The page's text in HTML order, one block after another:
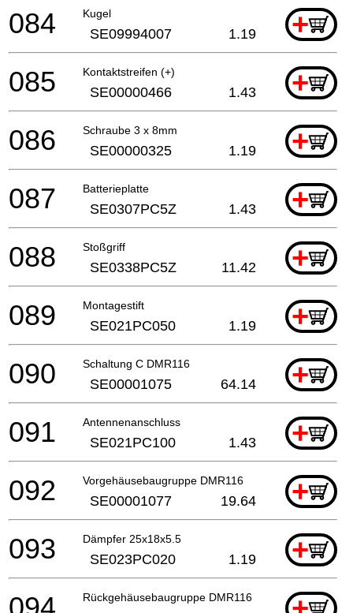
Kugel +
084 SE09994007 1.19
Kontaktstreifen (+) +
085 SE00000466 1.43
Schraube 3 x 8mm +
086 SE00000325 1.19
Batterieplatte +
087 SE0307PC5Z 1.43
Stoßgriff +
088 SE0338PC5Z 11.42
Montagestift +
089 SE021PC050 1.19
Schaltung C DMR116 +
090 SE00001075 64.14
Antennenanschluss +
091 SE021PC100 1.43
Vorgehäusebaugruppe DMR116 +
092 SE00001077 19.64
Dämpfer 25x18x5.5 +
093 SE023PC020 1.19
Rückgehäusebaugruppe DMR116